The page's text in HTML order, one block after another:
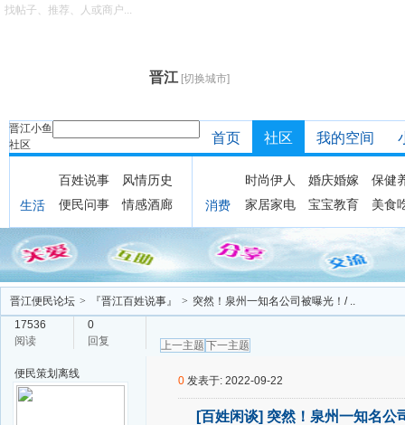
晋江 [切换城市]
晋江小鱼
社区
找帖子、推荐、人或商户...
首页 社区 我的空间
生活
百姓说事
风情历史
便民问事
情感酒廊 消费
时尚伊人 婚庆婚嫁
保健
家居家电
宝宝教育 美食
晋江便民论坛 > 『晋江百姓说事』 > 突然！泉州一知名公司被曝光！/ ..
17536
阅读
0
回复
上一主题 下一主题
便民策划 离线
0 发表于: 2022-09-22
[百姓闲谈] 突然！泉州一知名公